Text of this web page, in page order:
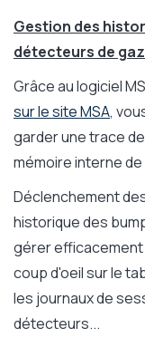
Gestion des
détecteurs de
Grâce au logiciel
sur le site MSA,
garder une trace
mémoire interne
Déclenchement
historique des
gérer efficacement
coup d'oeil sur le
les journaux de
détecteurs...